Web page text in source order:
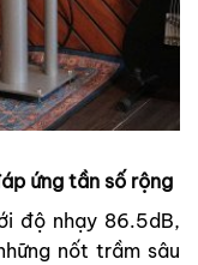
ứng tần số rộng
độ nhạy 86.5dB,
nốt trầm sâu